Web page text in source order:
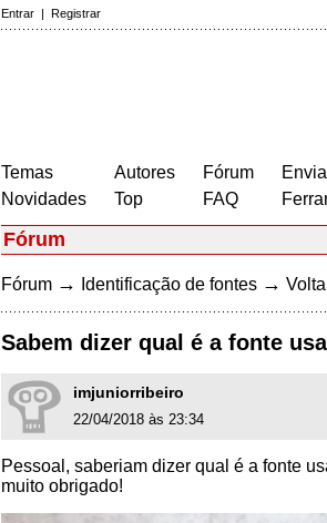
Entrar | Registrar
Temas
Novidades
Autores
Top
Fórum
FAQ
Fórum
Fórum → Identificação de fontes →
Sabem dizer qual é a fonte
imjuniorribeiro
22/04/2018 às 23:34
Pessoal, saberiam dizer qual é a fonte
muito obrigado!